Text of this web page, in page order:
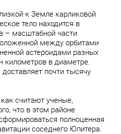
к Земле карликовой
тело находится в
– масштабной части
между орбитами
астероидами разных
километров в диаметре.
почти тысячу
считают ученые,
что в этом районе
полноценная
соседнего Юпитера.